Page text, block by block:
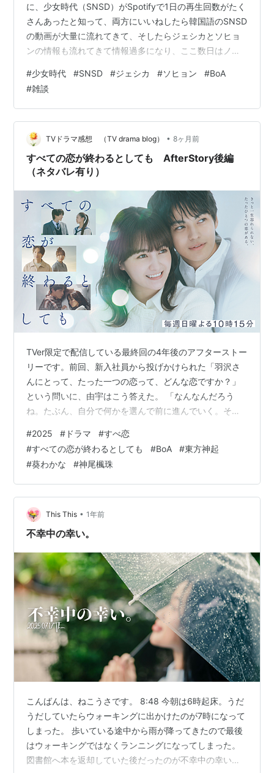
に、少女時代（SNSD）がSpotifyで1日の再生回数がたく
さんあったと知って、両方にいいねしたら韓国語のSNSD
の動画が大量に流れてきて、そしたらジェシカとソヒョ
ンの情報も流れてきて情報過多になり、ここ数日はノス
たSMを退社 少女時代、再び ジェシカ、どうしたの⁈⁈
ソヒョン、バイオリニスト・デビュー BoA、25年間在籍
したSMを退社 안녕하세요, SM엔터테인먼트입니다.
pic.twitter.com/5G4ZLUka1u — BoA Official
(@BoA_Offic…
#少女時代 #SNSD #ジェシカ #ソヒョン #BoA
#雑談
TVドラマ感想 （TV drama blog） • 8ヶ月前
すべての恋が終わるとしても AfterStory後編
（ネタバレ有り）
TVer限定で配信している最終回の4年後のアフターストー
リーです。前回、新入社員から投げかけられた「羽沢さ
んにとって、たった一つの恋って、どんな恋ですか？」
という問いに、由宇はこう答えた。 「なんなんだろう
ね。たぶん、自分で何かを選んで前に進んでいく。それ
るかはわからないけどね。一度離れた人とまた会うこと
だってあるかもしれないし、会えない人もいるし。だけ
ど、自分で選んだ道なら、きっと無駄なことなんてない
んじゃないかな。やってみないと分からないよ。……質問
の答えになってないね。」 確かに、ズバリとした答えで
はないですね。だからこそ、この言葉が何を…
#2025 # ドラマ #すべ恋
#すべての恋が終わるとしても #BoA #東方神起
#葵わかな #神尾楓珠
This This • 1年前
不幸中の幸い。
こんばんは、ねこうさです。 8:48 今朝は6時起床。うだ
うだしていたらウォーキングに出かけたのが7時になって
しまった。 歩いている途中から雨が降ってきたので最後
はウォーキングではなくランニングになってしまった。
図書館へ本を返却していた後だったのが不幸中の幸い。